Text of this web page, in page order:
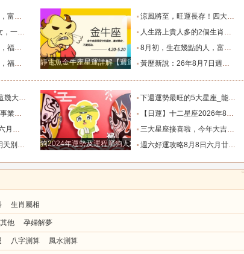
獅子座_關係
_啟示_都能
子座_雙子座
牛座_雙子座
靜電魚金牛座星運詳解【週運2024年12月9日-12月15日】
涼風將至，旺運長存！四大生肖的福氣要陪他們走過四季輪回_葉常青_守護_季節
人生路上貴人多的2個生肖女，紅火財運在身，擁有美滿愛情！_生活_總能_事業
8月初，生在幾點的人，富有才情，桃花旺盛，和氣生財過一生_天秤座_獅子座_關係
黃歷新說：26年8月7日週五農歷六月廿五，十二生肖宜忌吉兇早知道_吉神_日子_朋友
_池池_財運_時間
子座_天蠍座
說_生活
_機會_方也會
狗2024年運勢及運程屬狗人2024運勢好嗎
下週運勢最旺的5大星座_能量_木星_獅子座
【日運】十二星座2026年8月8日運勢播報_方面_感情_工作時
三大星座接喜啦，今年大吉大利，財氣逼人，榮華富貴擋不住。_天蠍座_財富_智慧
週六好運攻略8月8日六月廿六，十二生肖運勢及注意事項_調和_衣飾_事務
生肖屬相
其他 孕婦解夢
八字測算 風水測算